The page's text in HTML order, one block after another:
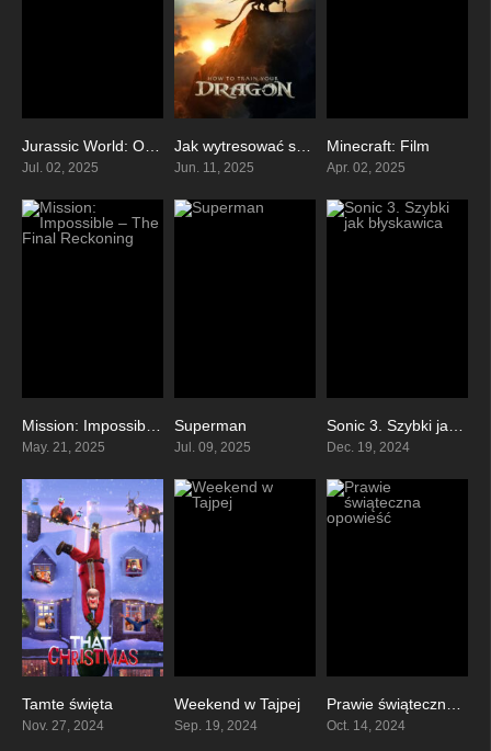
0
Jul. 02, 2025
0
Jak wytresować smoka
Jun. 11, 2025
Minecraft: Film
Apr. 02, 2025
0
May. 21, 2025
Superman
Jul. 09, 2025
0
Dec. 19, 2024
Tamte święta
Nov. 27, 2024
5.7
Weekend w Tajpej
Sep. 19, 2024
7.1
Prawie świąteczna opowieść
Oct. 14, 2024